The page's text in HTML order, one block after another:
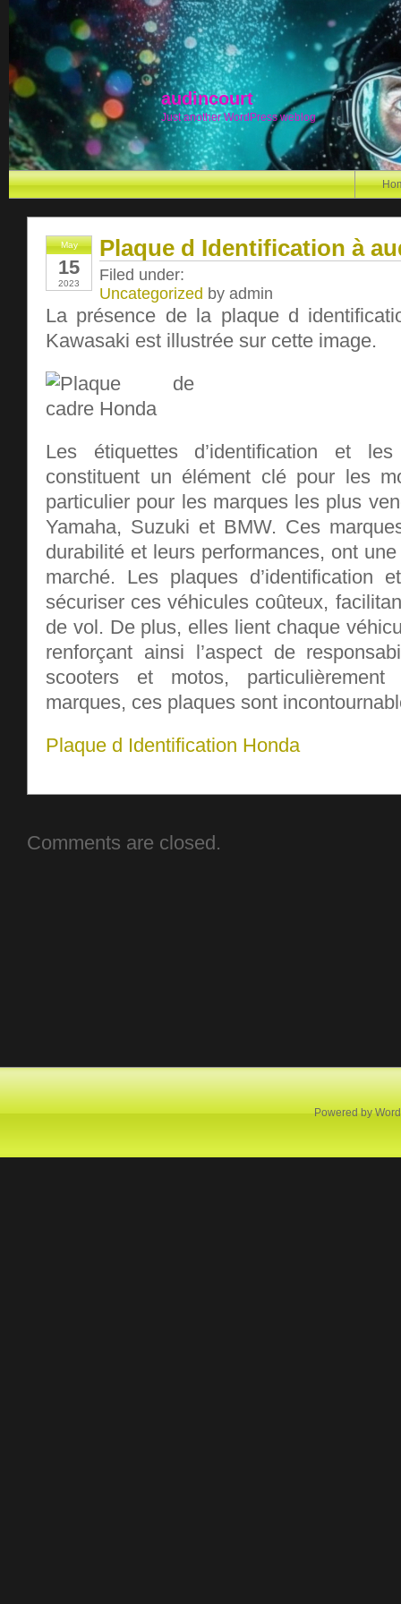
audincourt
Just another WordPress weblog
May
15
2023
Plaque d Identification à
Filed under:
Uncategorized by admin
La présence de la plaque d
Kawasaki est illustrée sur cette image.
Les étiquettes d’identification et
constituent un élément clé pour les
particulier pour les marques les plus
Yamaha, Suzuki et BMW. Ces
durabilité et leurs performances, ont
marché. Les plaques d’identification
sécuriser ces véhicules coûteux,
de vol. De plus, elles lient chaque
renforçant ainsi l’aspect de
scooters et motos,
marques, ces plaques sont
Plaque d Identification Honda
Comments are closed.
Powered by